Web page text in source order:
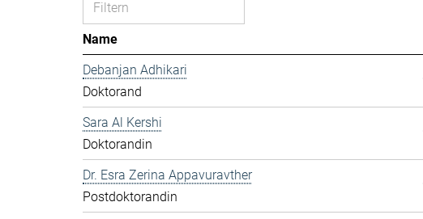
Name
Debanjan Adhikari
Doktorand
Sara Al Kershi
Doktorandin
Dr. Esra Zerina Appavuravther
Postdoktorandin